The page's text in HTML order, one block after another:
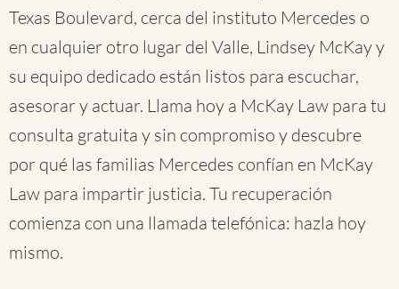
Texas Boulevard, cerca del instituto Mercedes o
en cualquier otro lugar del Valle, Lindsey McKay y
su equipo dedicado están listos para escuchar,
asesorar y actuar. Llama hoy a McKay Law para tu
consulta gratuita y sin compromiso y descubre
por qué las familias Mercedes confían en McKay
Law para impartir justicia. Tu recuperación
comienza con una llamada telefónica: hazla hoy
mismo.